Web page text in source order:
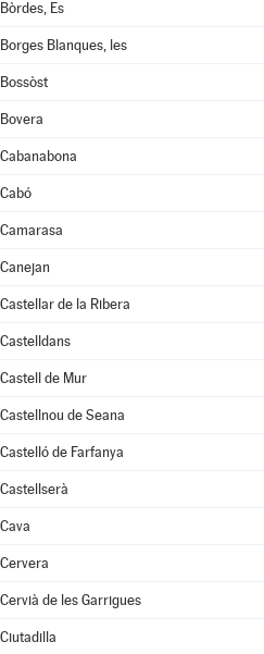
Bòrdes, Es
Borges Blanques, les
Bossòst
Bovera
Cabanabona
Cabó
Camarasa
Canejan
Castellar de la Ribera
Castelldans
Castell de Mur
Castellnou de Seana
Castelló de Farfanya
Castellserà
Cava
Cervera
Cervià de les Garrigues
Ciutadilla